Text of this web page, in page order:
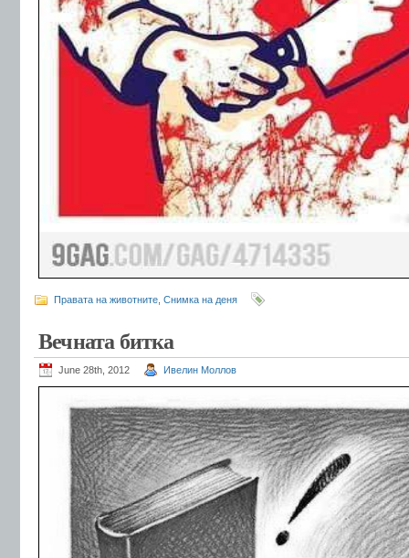
Правата на животните Снимка на деня
Вечната битка
June 28th, 2012 Ивелин Моллов